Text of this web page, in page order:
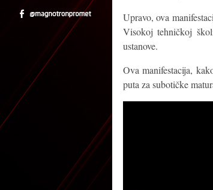
Upravo, ova
Visokoj tehničkoj
ustanove.
Ova manifestacija,
puta za subotičke